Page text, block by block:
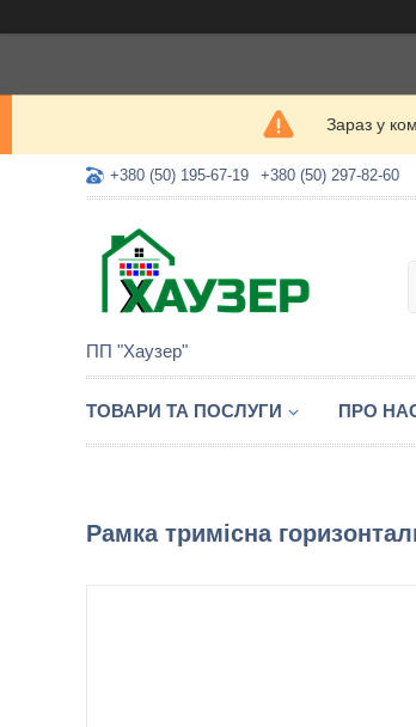
Зараз у
+380 (50) 195-67-19 +380 (50) 297-82-60
ПП "Хаузер"
ТОВАРИ ТА ПОСЛУГИ ПРО
Рамка тримісна